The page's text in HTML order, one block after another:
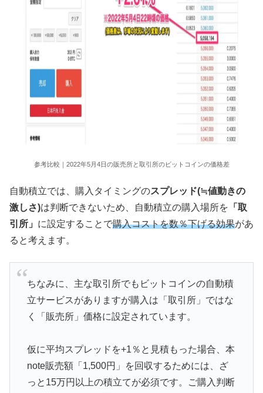
参考比較｜2022年5月4日の販売所と取引所のビットコインの価格差
自動積立では、購入タイミングのスプレッド(≒値動きの
激しさ)は判断できないため、自動積立の購入場所を 「取
引所」 に設定することで購入コストを数％下げる効果があ
ると考えます。
ちなみに、主な取引所でもビットコインの自動積
立サービスがありますが購入は「取引所」ではな
く「販売所」価格に設定されています。
仮に平均スプレッドを+1％と見積もった場合、本
note販売額「1,500円」を回収するためには、ざ
っと15万円以上の積立てが必須です。ご購入判断